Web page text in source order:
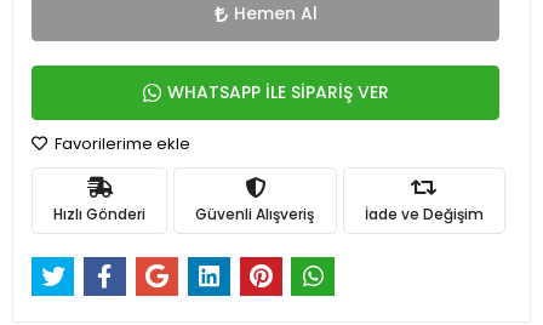
Hemen Al
WHATSAPP İLE SİPARİŞ VER
Favorilerime ekle
Hızlı Gönderi Güvenli Alışveriş İade ve Değişim